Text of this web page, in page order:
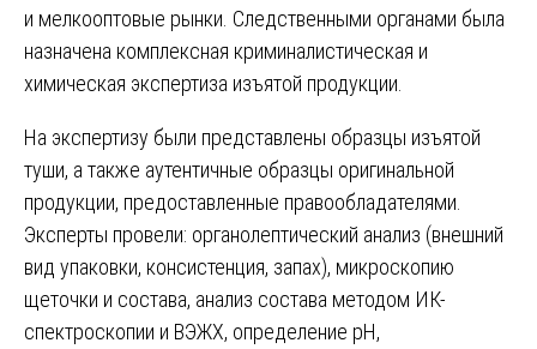
и мелкооптовые рынки. Следственными органами была
назначена комплексная криминалистическая и
химическая экспертиза изъятой продукции.
На экспертизу были представлены образцы изъятой
туши, а также аутентичные образцы оригинальной
продукции, предоставленные правообладателями.
Эксперты провели: органолептический анализ (внешний
вид упаковки, консистенция, запах), микроскопию
щеточки и состава, анализ состава методом ИК-
спектроскопии и ВЭЖХ, определение pH,